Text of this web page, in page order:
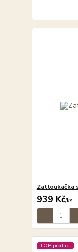
Zatloukačka
939 Kč/ks
TOP produkt